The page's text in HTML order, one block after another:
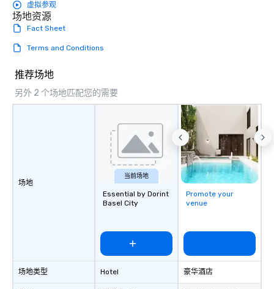
虚拟参观
场地资源
Fact Sheet
Terms and Conditions
推荐场地
另外 2 个场地匹配您的需要
场地
场地类型
当前场地
Essential by Dorint
Basel City
Hotel
Promote your
venue
豪华酒店